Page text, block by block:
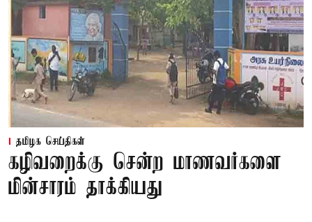
தமிழக செய்திகள்
கழிவறைக்கு சென்ற மாணவர்களை
மின்சாரம் தாக்கியது